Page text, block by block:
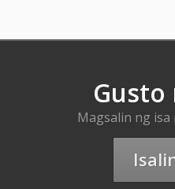
Gusto
Magsalin ng